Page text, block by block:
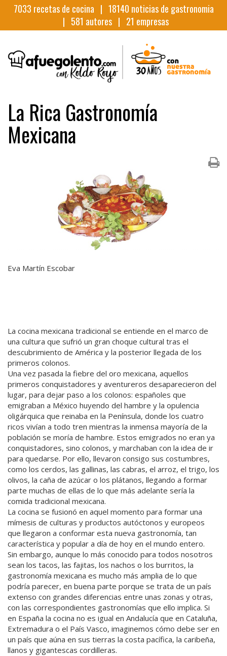
7033 recetas de cocina | 18140 noticias de gastronomia
| 581 autores | 21 empresas
La Rica Gastronomía
Mexicana
Eva Martín Escobar
La cocina mexicana tradicional se entiende en el marco de
una cultura que sufrió un gran choque cultural tras el
descubrimiento de América y la posterior llegada de los
primeros colonos.
Una vez pasada la fiebre del oro mexicana, aquellos
primeros conquistadores y aventureros desaparecieron del
lugar, para dejar paso a los colonos: españoles que
emigraban a México huyendo del hambre y la opulencia
oligárquica que reinaba en la Península, donde los cuatro
ricos vivían a todo tren mientras la inmensa mayoría de la
población se moría de hambre. Estos emigrados no eran ya
conquistadores, sino colonos, y marchaban con la idea de ir
para quedarse. Por ello, llevaron consigo sus costumbres,
como los cerdos, las gallinas, las cabras, el arroz, el trigo, los
olivos, la caña de azúcar o los plátanos, llegando a formar
parte muchas de ellas de lo que más adelante sería la
comida tradicional mexicana.
La cocina se fusionó en aquel momento para formar una
mímesis de culturas y productos autóctonos y europeos
que llegaron a conformar esta nueva gastronomía, tan
característica y popular a día de hoy en el mundo entero.
Sin embargo, aunque lo más conocido para todos nosotros
sean los tacos, las fajitas, los nachos o los burritos, la
gastronomía mexicana es mucho más amplia de lo que
podría parecer, en buena parte porque se trata de un país
extenso con grandes diferencias entre unas zonas y otras,
con las correspondientes gastronomías que ello implica. Si
en España la cocina no es igual en Andalucía que en Cataluña,
Extremadura o el País Vasco, imaginemos cómo debe ser en
un país que aúna en sus tierras la costa pacífica, la caribeña,
llanos y gigantescas cordilleras.